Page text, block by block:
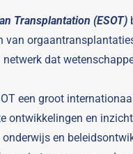
Transplantation (ESOT)
van
dat
een groot
ontwikkelingen en
en